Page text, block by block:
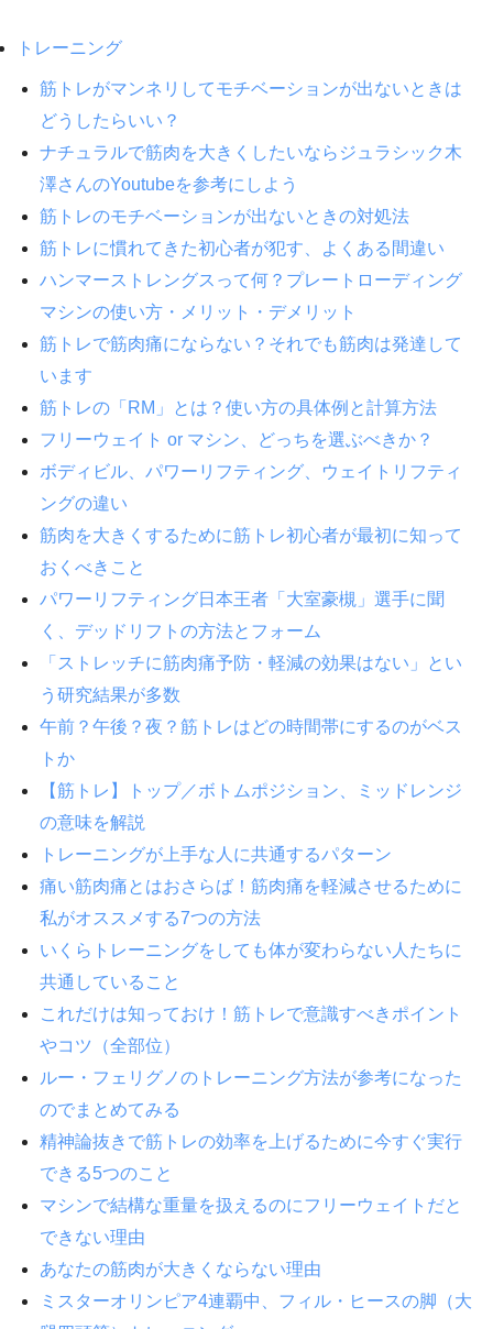
トレーニング
筋トレがマンネリしてモチベーションが出ないときは
どうしたらいい？
ナチュラルで筋肉を大きくしたいならジュラシック木
澤さんのYoutubeを参考にしよう
筋トレのモチベーションが出ないときの対処法
筋トレに慣れてきた初心者が犯す、よくある間違い
ハンマーストレングスって何？プレートローディング
マシンの使い方・メリット・デメリット
筋トレで筋肉痛にならない？それでも筋肉は発達して
います
筋トレの「RM」とは？使い方の具体例と計算方法
フリーウェイト or マシン、どっちを選ぶべきか？
ボディビル、パワーリフティング、ウェイトリフティ
ングの違い
筋肉を大きくするために筋トレ初心者が最初に知って
おくべきこと
パワーリフティング日本王者「大室豪槻」選手に聞
く、デッドリフトの方法とフォーム
「ストレッチに筋肉痛予防・軽減の効果はない」とい
う研究結果が多数
午前？午後？夜？筋トレはどの時間帯にするのがベス
トか
【筋トレ】トップ／ボトムポジション、ミッドレンジ
の意味を解説
トレーニングが上手な人に共通するパターン
痛い筋肉痛とはおさらば！筋肉痛を軽減させるために
私がオススメする7つの方法
いくらトレーニングをしても体が変わらない人たちに
共通していること
これだけは知っておけ！筋トレで意識すべきポイント
やコツ（全部位）
ルー・フェリグノのトレーニング方法が参考になった
のでまとめてみる
精神論抜きで筋トレの効率を上げるために今すぐ実行
できる5つのこと
マシンで結構な重量を扱えるのにフリーウェイトだと
できない理由
あなたの筋肉が大きくならない理由
ミスターオリンピア4連覇中、フィル・ヒースの脚（大